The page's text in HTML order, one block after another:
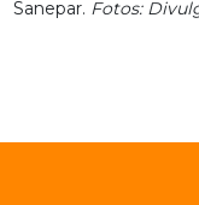
Sanepar. Fotos: